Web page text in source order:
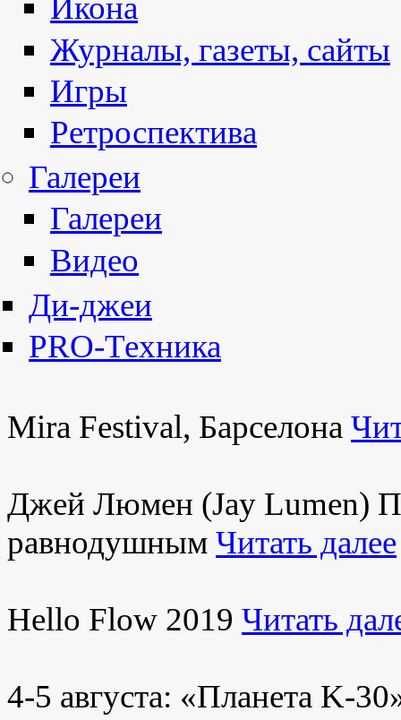
Икона
Журналы, газеты, сайты
Игры
Ретроспектива
Галереи
Галереи
Видео
Ди-джеи
PRO-Техника
Mira Festival, Барселона
Джей Люмен (Jay Lumen)
равнодушным Читать далее
Hello Flow 2019 Читать
4-5 августа: «Планета K-